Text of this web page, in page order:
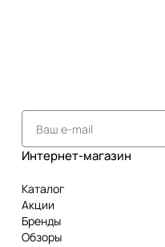
Интернет-магазин
Каталог
Акции
Бренды
Обзоры